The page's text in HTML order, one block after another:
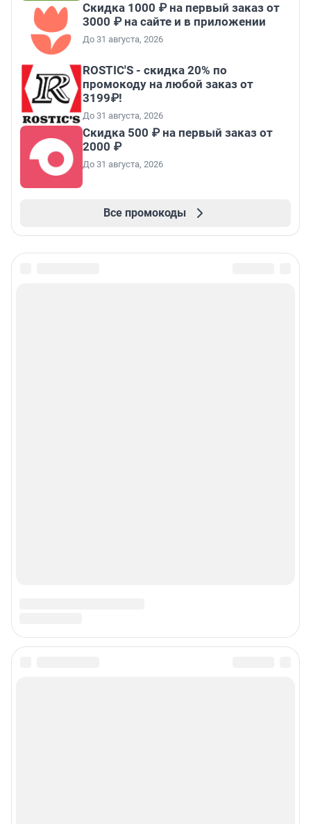
Скидка 1000 ₽ на первый заказ от
3000 ₽ на сайте и в приложении
До 31 августа, 2026
ROSTIC'S - скидка 20% по
промокоду на любой заказ от
3199₽!
До 31 августа, 2026
Скидка 500 ₽ на первый заказ от
2000 ₽
До 31 августа, 2026
Все промокоды